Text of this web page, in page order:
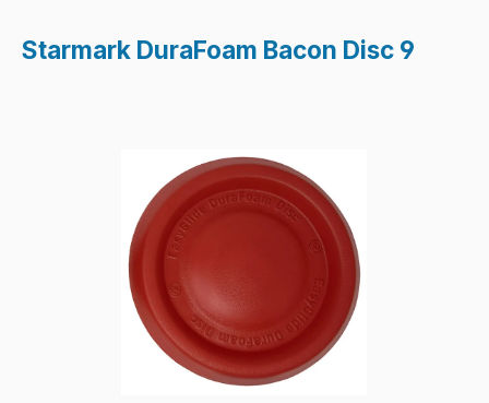
Starmark DuraFoam Bacon Disc 9